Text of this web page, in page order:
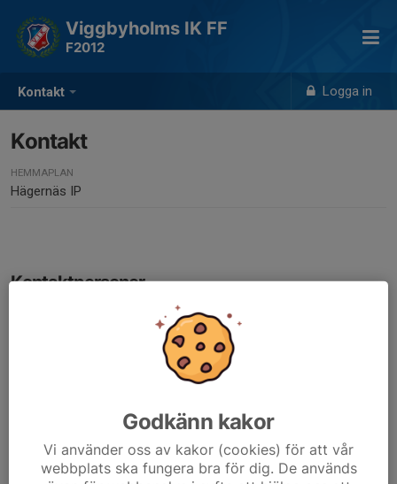
Kontakt Logga in
Viggbyholms IK FF
F2012
Kontakt
HEMMAPLAN
Hägernäs IP
Kontaktpersoner
pontus.thell@outlook.com
Godkänn kakor
Vi använder oss av kakor (cookies) för att vår
webbplats ska fungera bra för dig. De används